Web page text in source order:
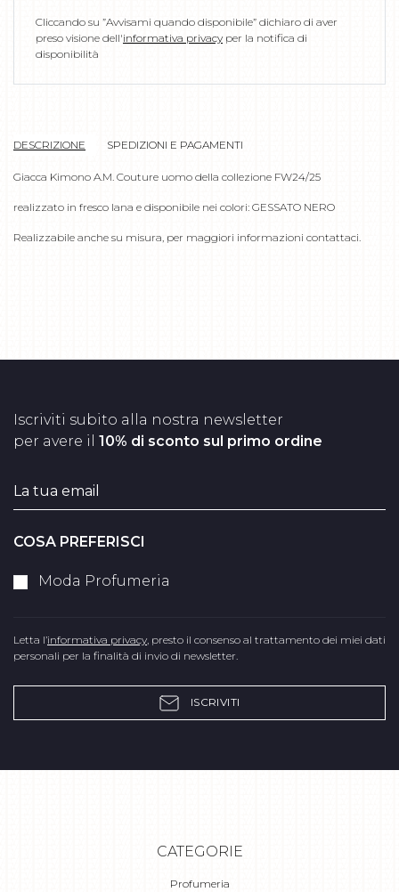
Cliccando su ”Avvisami quando disponibile” dichiaro di aver
preso visione dell'informativa privacyper la notifica di
disponibilità
DESCRIZIONE SPEDIZIONI E PAGAMENTI
Giacca Kimono A.M. Couture uomo della collezione FW24/25
realizzato in fresco lana e disponibile nei colori: GESSATO NERO
Realizzabile anche su misura, per maggiori informazioni contattaci.
Iscriviti subito alla nostra newsletter
per avere il 10% di sconto sul primo ordine
COSA PREFERISCI
Moda Profumeria
Letta l’informativa privacy, presto il consenso al trattamento dei miei dati
personali per la finalità di invio di newsletter.
ISCRIVITI
CATEGORIE
Profumeria